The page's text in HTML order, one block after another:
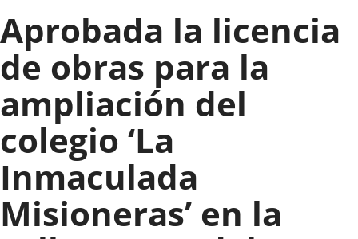
Valladolid
Aprobada la licencia
de obras para la
ampliación del
colegio ‘La
Inmaculada
Misioneras’ en la